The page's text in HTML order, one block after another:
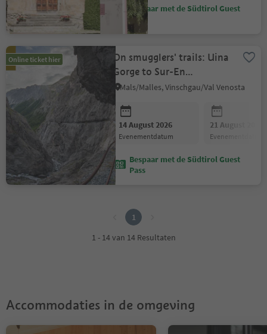
Bespaar met de Südtirol Guest
Pass
Online ticket hier
On smugglers' trails: Uina
Gorge to Sur-En
(Switzerland)
Mals/Malles, Vinschgau/Val Venosta
14 August 2026
evenementdatum
21 August 2026
evenementdatum
Bespaar met de Südtirol Guest
Pass
1
1 - 14 van 14 Resultaten
Accommodaties in de omgeving